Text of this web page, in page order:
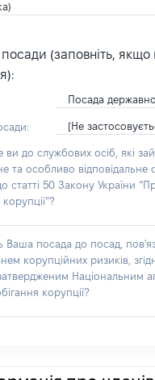
посади (заповніть, якщо
Посада
[Не
ви до службових осіб, які
та особливо відповідальне
статті 50 Закону України
Ваша посада до посад,
корупційних ризиків,
Національним
корупції?